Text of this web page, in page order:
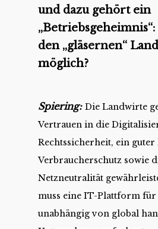
und dazu gehört ein
den „gläsernen“
möglich?
Spiering: Die Landwirte
Vertrauen in die
Rechtssicherheit, ein guter
Verbraucherschutz sowie
Netzneutralität
muss eine IT-Plattform
unabhängig von global